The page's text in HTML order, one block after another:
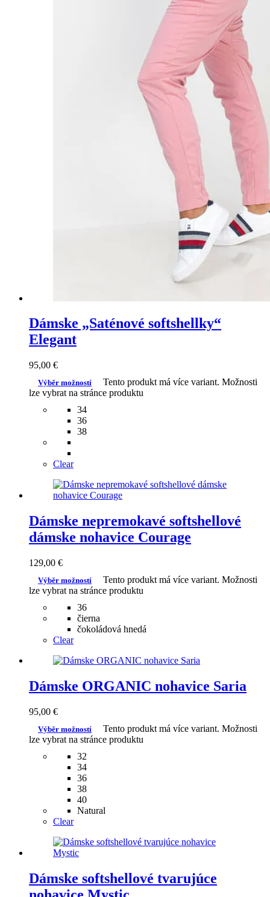
Dámske „Saténové softshellky“
Elegant
95,00 €
Výběr možností
Tento produkt má více variant. Možnosti
lze vybrat na stránce produktu
34
36
38
Clear
Dámske nepremokavé softshellové
dámske nohavice Courage
129,00 €
Výběr možností
Tento produkt má více variant. Možnosti
lze vybrat na stránce produktu
36
čierna
čokoládová hnedá
Clear
Dámske ORGANIC nohavice Saria
95,00 €
Výběr možností
Tento produkt má více variant. Možnosti
lze vybrat na stránce produktu
32
34
36
38
40
Natural
Clear
Dámske softshellové tvarujúce